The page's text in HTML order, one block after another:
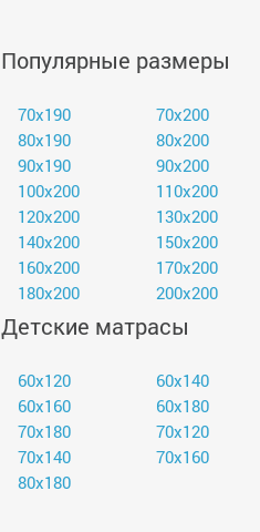
Популярные размеры
70х190
70х200
80х190
80х200
90х190
90х200
100х200
110х200
120х200
130х200
140х200
150х200
160х200
170х200
180х200
200х200
Детские матрасы
60х120
60х140
60х160
60х180
70х180
70х120
70х140
70х160
80х180